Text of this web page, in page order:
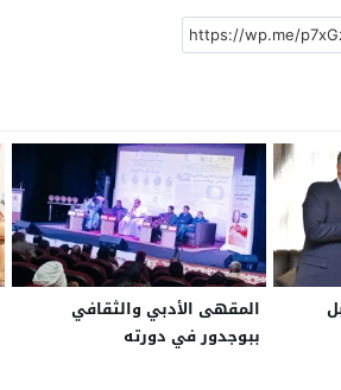
المقهى الأدبي والثقافي
ببوجدور في دورته